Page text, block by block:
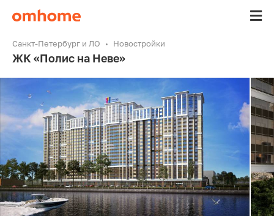
Санкт-Петербург и ЛО Новостройки
ЖК «Полис на Неве»